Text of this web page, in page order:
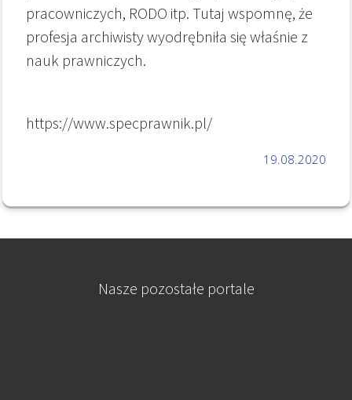
pracowniczych, RODO itp. Tutaj wspomnę, że
profesja archiwisty wyodrębniła się właśnie z
nauk prawniczych.
https://www.specprawnik.pl/
19.08.2020
Nasze pozostałe portale